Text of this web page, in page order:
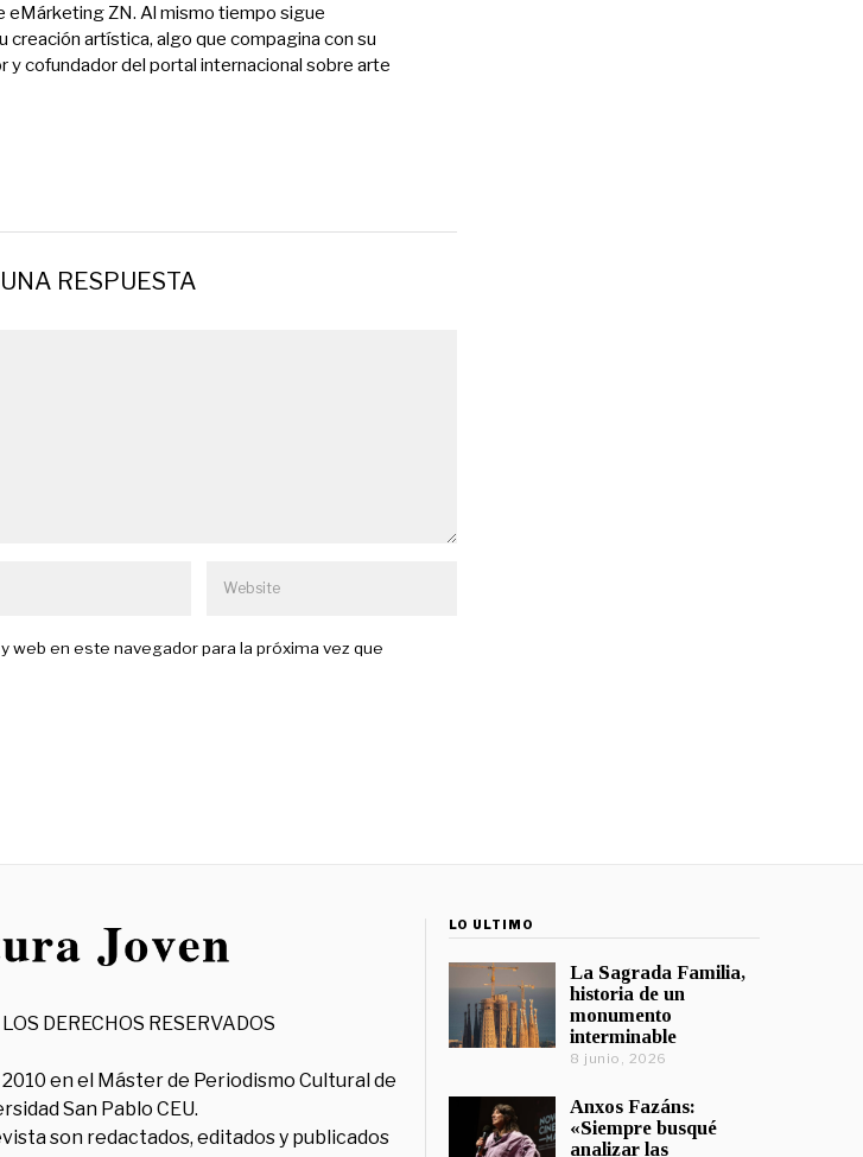
eMárketing ZN. Al mismo tiempo sigue
creación artística, algo que compagina con su
y cofundador del portal internacional sobre arte
RESPUESTA
web en este navegador para la próxima vez que
DERECHOS RESERVADOS
en el Máster de Periodismo Cultural de
San Pablo CEU.
son redactados, editados y publicados
LO ÚLTIMO
La Sagrada Familia,
historia de un
monumento
interminable
8 junio, 2026
Anxos Fazáns:
«Siempre busqué
analizar las